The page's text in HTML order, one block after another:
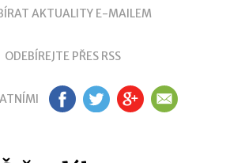
AKTUALITY E-MAILEM
ODEBÍREJTE PŘES RSS
FB TW GP EM